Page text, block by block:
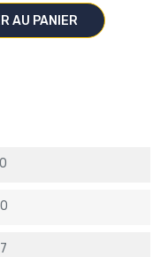
AU PANIER